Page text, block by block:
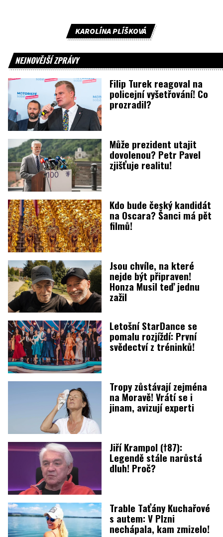
KAROLÍNA PLÍŠKOVÁ
NEJNOVĚJŠÍ ZPRÁVY
Filip Turek reagoval na
policejní vyšetřování! Co
prozradil?
Může prezident utajit
dovolenou? Petr Pavel
zjišťuje realitu!
Kdo bude český kandidát
na Oscara? Šanci má pět
filmů!
Jsou chvíle, na které
nejde být připraven!
Honza Musil teď jednu
zažil
Letošní StarDance se
pomalu rozjíždí: První
svědectví z tréninků!
Tropy zůstávají zejména
na Moravě! Vrátí se i
jinam, avizují experti
Jiří Krampol (†87):
Legendě stále narůstá
dluh! Proč?
Trable Taťány Kuchařové
s autem: V Plzni
nechápala, kam zmizelo!